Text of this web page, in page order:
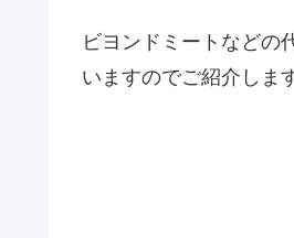
ビヨンドミートなどの
いますのでご紹介しま